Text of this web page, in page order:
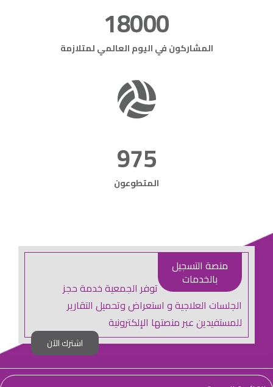
18000
المشاركون في اليوم العالمي لمتلازمة
975
المتطوعون
منصة التسجيل
بالخدمات
توفر الجمعية خدمة حجز
الجلسات العلاجية و استعراض وتحميل التقارير
للمستفيدين عبر منصتها الإلكترونية
اشترك الآن